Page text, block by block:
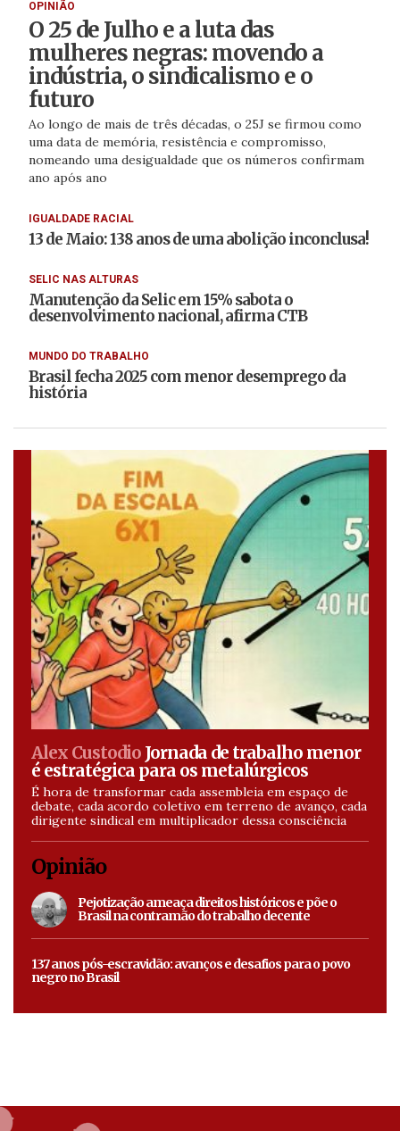
OPINIÃO
O 25 de Julho e a luta das
mulheres negras: movendo a
indústria, o sindicalismo e o
futuro
Ao longo de mais de três décadas, o 25J se firmou como
uma data de memória, resistência e compromisso,
nomeando uma desigualdade que os números confirmam
ano após ano
IGUALDADE RACIAL
13 de Maio: 138 anos de uma abolição inconclusa!
SELIC NAS ALTURAS
Manutenção da Selic em 15% sabota o
desenvolvimento nacional, afirma CTB
MUNDO DO TRABALHO
Brasil fecha 2025 com menor desemprego da
história
Alex Custodio Jornada de trabalho menor
é estratégica para os metalúrgicos
É hora de transformar cada assembleia em espaço de
debate, cada acordo coletivo em terreno de avanço, cada
dirigente sindical em multiplicador dessa consciência
Opinião
Pejotização ameaça direitos históricos e põe o
Brasil na contramão do trabalho decente
137 anos pós-escravidão: avanços e desafios para o povo
negro no Brasil